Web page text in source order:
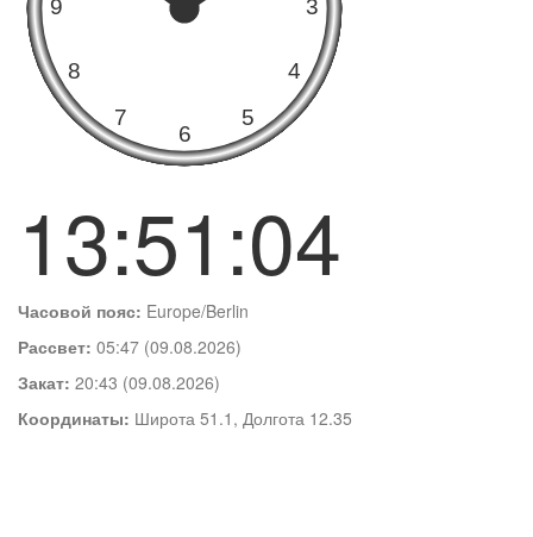
13:51:04
Часовой пояс: Europe/Berlin
Рассвет: 05:47 (09.08.2026)
Закат: 20:43 (09.08.2026)
Координаты: Широта 51.1, Долгота 12.35